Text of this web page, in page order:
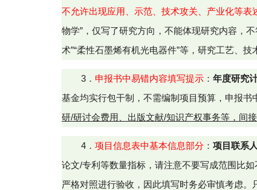
不允许出现应用、示范、技术攻关、产业化等表
物学”，仅写了研究方向，不能体现研究内容，
术”“柔性石墨烯有机光电器件”等，研究工艺、
3． 申报书中易错内容填写提示 ： 年度研究
基金均实行包干制，不需编制项目预算，申报
研/研讨会费用、出版文献/知识产权事务等，间
4 ． 项目信息表中基本信息部分 ： 项目联系人
论文/专利等数量指标，请注意不要写成范围比如
严格对照进行验收，因此填写时务必审慎考虑。